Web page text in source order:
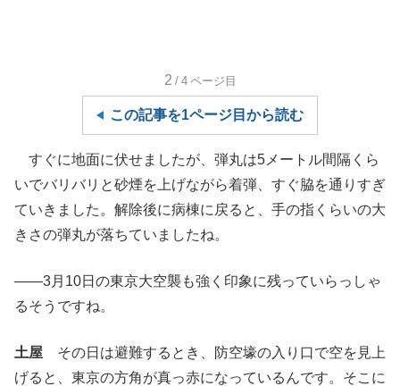
2 /4 ページ目
この記事を1ページ目から読む
すぐに地面に伏せましたが、弾丸は5メートル間隔くら
いでバリバリと砂煙を上げながら着弾、すぐ脇を通りすぎ
ていきました。解除後に病棟に戻ると、手の指くらいの大
きさの弾丸が落ちていましたね。
――3月10日の東京大空襲も強く印象に残っていらっしゃ
るそうですね。
土屋 その日は避難するとき、防空壕の入り口で空を見上
げると、東京の方角が真っ赤になっているんです。そこに